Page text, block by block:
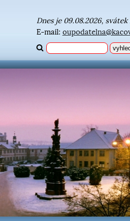
Dnes je 09.08.2026, svátek
E-mail: